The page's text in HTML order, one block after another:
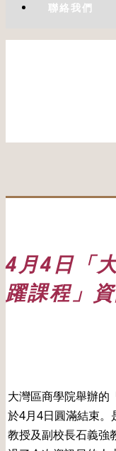
聯絡我們
4月4日「
躍課程」
大灣區商學院舉辦的
於4月4日圓滿結束。
教授及副校長石義強